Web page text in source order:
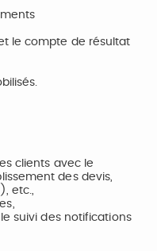
le compte de résultat
clients avec le
des devis,
etc.,
suivi des notifications